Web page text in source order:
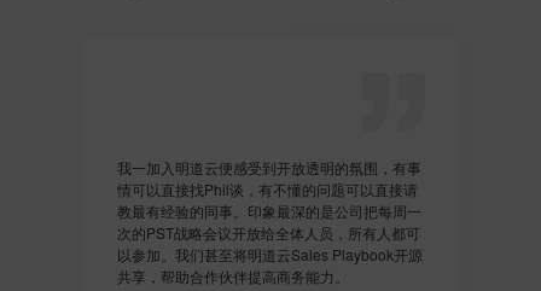
我一加入明道云便感受到开放透明的氛围，有事
情可以直接找Phil谈，有不懂的问题可以直接请
教最有经验的同事。印象最深的是公司把每周一
次的PST战略会议开放给全体人员，所有人都可
以参加。我们甚至将明道云Sales Playbook开源
共享，帮助合作伙伴提高商务能力。